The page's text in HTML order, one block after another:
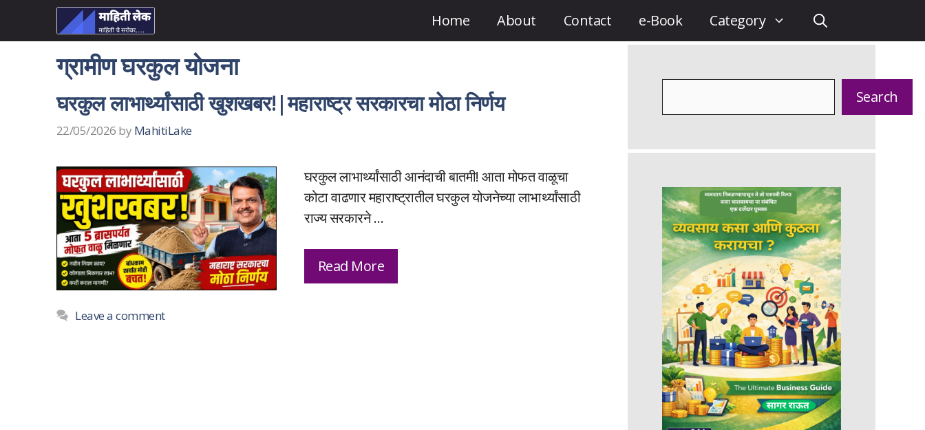
Home About Contact e-Book Category
ग्रामीण घरकुल योजना
घरकुल लाभार्थ्यांसाठी खुशखबर!|महाराष्ट्र सरकारचा मोठा निर्णय
22/05/2026 by MahitiLake
घरकुल लाभार्थ्यांसाठी आनंदाची बातमी! आता मोफत वाळूचा
कोटा वाढणार महाराष्ट्रातील घरकुल योजनेच्या लाभार्थ्यांसाठी
राज्य सरकारने …
Read More
Leave a comment
Search